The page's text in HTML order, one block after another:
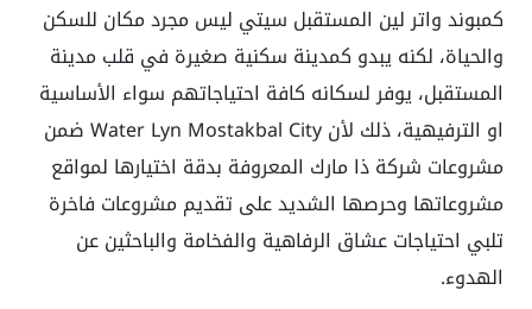
كمبوند واتر لين المستقبل سيتي ليس مجرد مكان للسكن
والحياة، لكنه يبدو كمدينة سكنية صغيرة في قلب مدينة
المستقبل، يوفر لسكانه كافة احتياجاتهم سواء الأساسية
او الترفيهية، ذلك لأن Water Lyn Mostakbal City ضمن
مشروعات شركة ذا مارك المعروفة بدقة اختيارها لمواقع
مشروعاتها وحرصها الشديد على تقديم مشروعات فاخرة
تلبي احتياجات عشاق الرفاهية والفخامة والباحثين عن
الهدوء.